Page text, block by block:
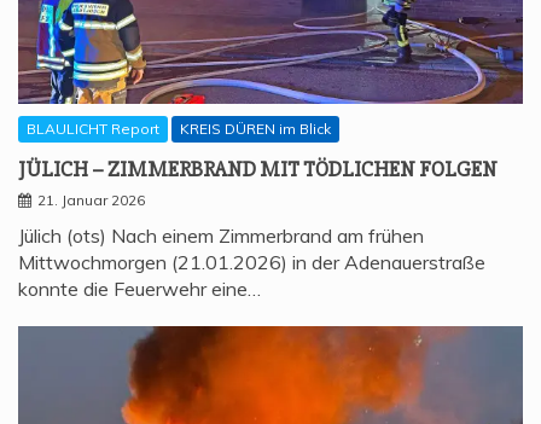
BLAULICHT Report KREIS DÜREN im Blick
JÜLICH – ZIM­MER­BRAND MIT TÖD­LI­CHEN FOLGEN
21. Januar 2026
Jülich (ots) Nach einem Zimmerbrand am frühen
Mittwochmorgen (21.01.2026) in der Adenauerstraße
konnte die Feuerwehr eine…